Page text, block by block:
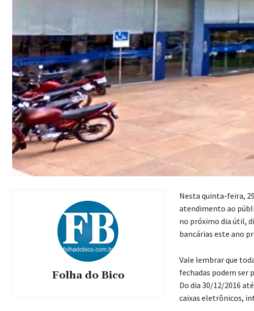
Folha do Bico
Nesta quinta-feira,
atendimento ao
no próximo dia útil,
bancárias este ano
Vale lembrar que
fechadas podem ser
Do dia 30/12/2016
caixas eletrônicos,